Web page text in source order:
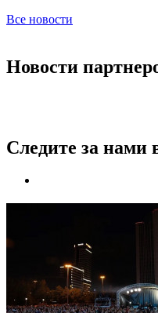
Все новости
Новости
Следите за нами